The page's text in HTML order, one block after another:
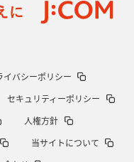
ディフェンスに“怖さ”を加
イバシーポリシー
セキュリティーポリシー
人権方針
当サイトについて